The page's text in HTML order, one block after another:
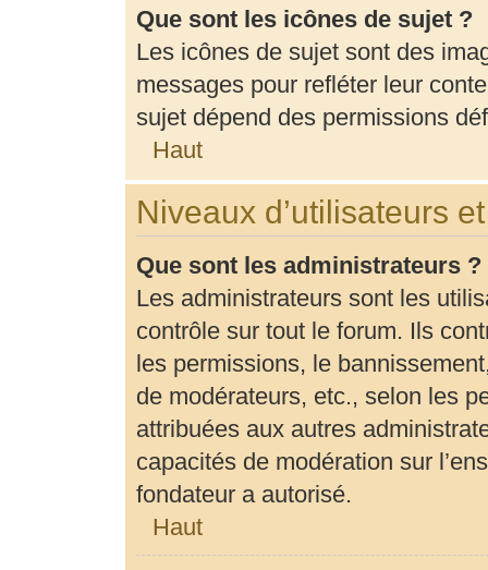
Que sont les icônes de sujet ?
Les icônes de sujet sont des
messages pour refléter leur
sujet dépend des permissions
Haut
Niveaux d’utilisateurs
Que sont les administrateurs ?
Les administrateurs sont les
contrôle sur tout le forum. Ils
les permissions, le
de modérateurs, etc., selon les
attribuées aux autres
capacités de modération sur
fondateur a autorisé.
Haut